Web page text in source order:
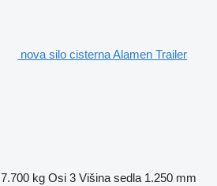
nova silo cisterna Alamen Trailer
7.700 kg Osi 3 Višina sedla 1.250 mm